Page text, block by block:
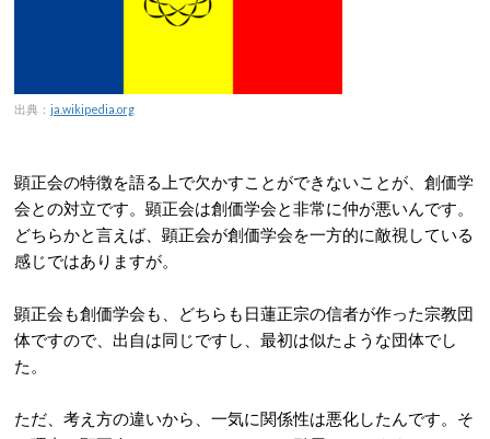
出典： ja.wikipedia.org
顕正会の特徴を語る上で欠かすことができないことが、創価学
会との対立です。顕正会は創価学会と非常に仲が悪いんです。
どちらかと言えば、顕正会が創価学会を一方的に敵視している
感じではありますが。
顕正会も創価学会も、どちらも日蓮正宗の信者が作った宗教団
体ですので、出自は同じですし、最初は似たような団体でし
た。
ただ、考え方の違いから、一気に関係性は悪化したんです。そ